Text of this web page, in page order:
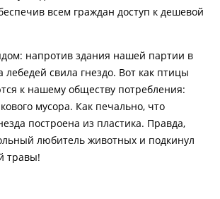
всем граждан доступ к дешевой
напротив здания нашей партии в
свила гнездо. Вот как птицы
к нашему обществу потребления:
мусора. Как печально, что
построена из пластика. Правда,
любитель животных и подкинул
травы!